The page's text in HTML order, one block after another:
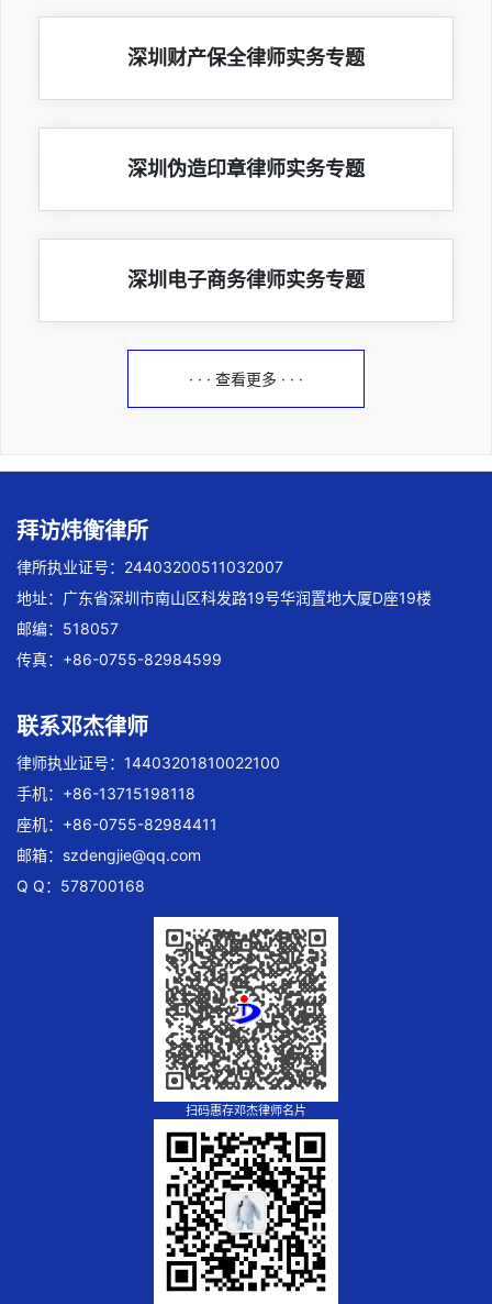
深圳财产保全律师实务专题
深圳伪造印章律师实务专题
深圳电子商务律师实务专题
· · · 查看更多 · · ·
拜访炜衡律所
律所执业证号：24403200511032007
地址：广东省深圳市南山区科发路19号华润置地大厦D座19楼
邮编：518057
传真：+86-0755-82984599
联系邓杰律师
律师执业证号：14403201810022100
手机：+86-13715198118
座机：+86-0755-82984411
邮箱： szdengjie@qq.com
Q Q：578700168
扫码惠存邓杰律师名片